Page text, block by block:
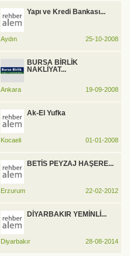
Yapı ve Kredi Bankası...
Aydın 25-10-2008
BURSA BİRLİK
NAKLİYAT...
Ankara 19-09-2008
Ak-El Yufka
Kocaeli 01-01-2008
BETİS PEYZAJ HAŞERE...
Erzurum 22-02-2012
DİYARBAKIR YEMİNLİ...
Diyarbakır 28-08-2014